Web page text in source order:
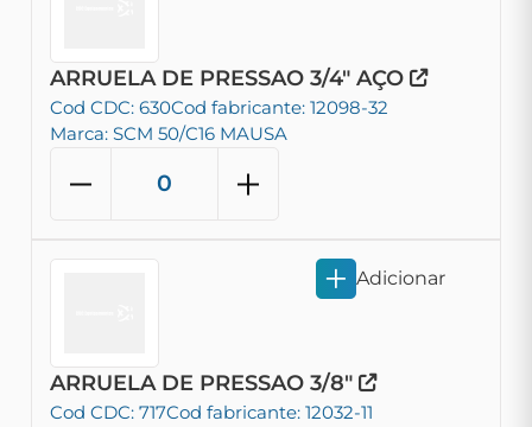
ARRUELA DE PRESSAO 3/4" AÇO
Cod CDC: 630Cod fabricante: 12098-32
Marca: SCM 50/C16 MAUSA
ARRUELA DE PRESSAO 3/8"
Cod CDC: 717Cod fabricante: 12032-11
Adicionar